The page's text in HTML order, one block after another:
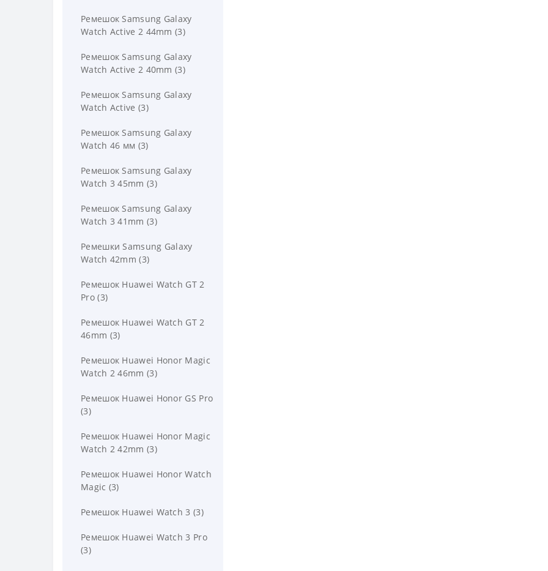
Ремешок Samsung Galaxy
Watch Active 2 44mm (3)
Ремешок Samsung Galaxy
Watch Active 2 40mm (3)
Ремешок Samsung Galaxy
Watch Active (3)
Ремешок Samsung Galaxy
Watch 46 мм (3)
Ремешок Samsung Galaxy
Watch 3 45mm (3)
Ремешок Samsung Galaxy
Watch 3 41mm (3)
Ремешки Samsung Galaxy
Watch 42mm (3)
Ремешок Huawei Watch GT 2
Pro (3)
Ремешок Huawei Watch GT 2
46mm (3)
Ремешок Huawei Honor Magic
Watch 2 46mm (3)
Ремешок Huawei Honor GS Pro
(3)
Ремешок Huawei Honor Magic
Watch 2 42mm (3)
Ремешок Huawei Honor Watch
Magic (3)
Ремешок Huawei Watch 3 (3)
Ремешок Huawei Watch 3 Pro
(3)